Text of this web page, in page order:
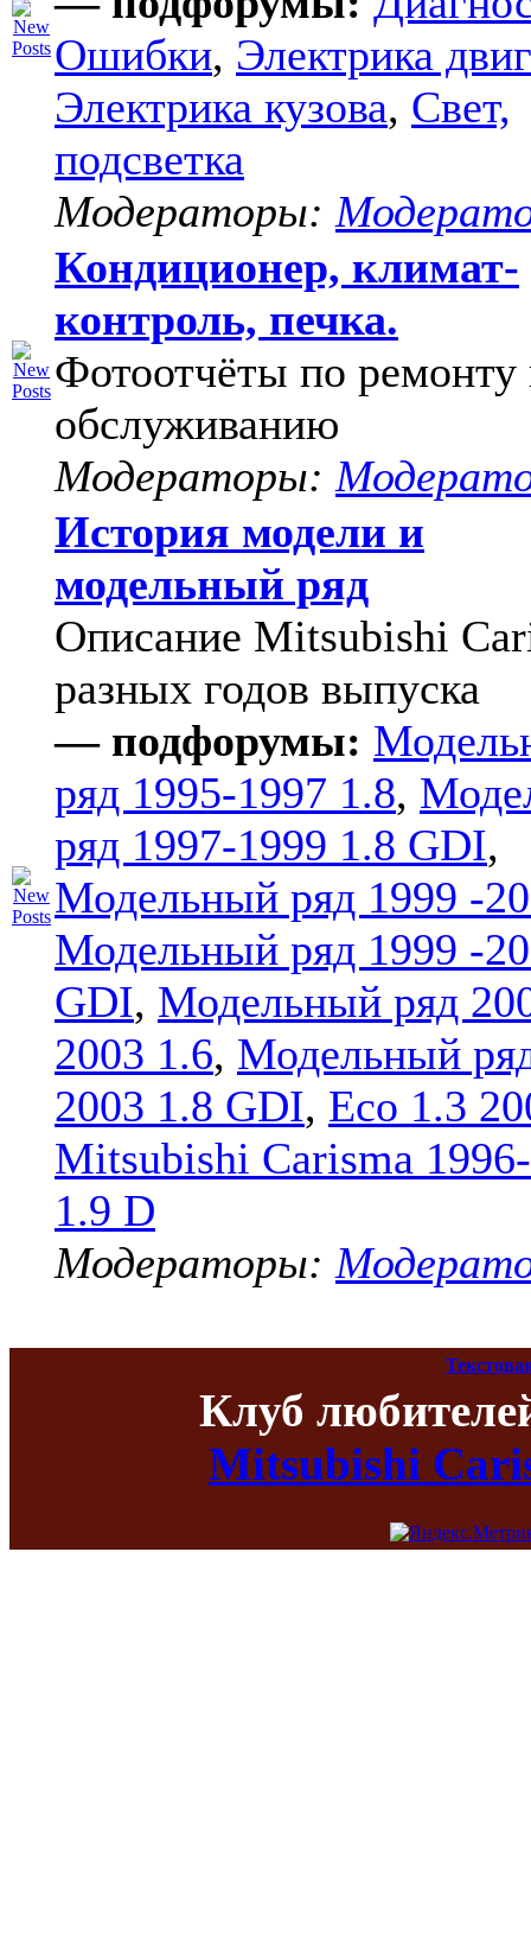
Ошибки, Электрика
Электрика кузова, Свет,
подсветка
Модераторы:
Кондиционер, климат-
контроль, печка.
Фотоотчёты по ремонту
обслуживанию
Модераторы:
История модели и
модельный ряд
Описание Mitsubishi
разных годов выпуска
— подфорумы:
ряд 1995-1997 1.8,
ряд 1997-1999 1.8 GDI,
Модельный ряд 1999 -
Модельный ряд 1999 -
GDI, Модельный ряд
2003 1.6, Модельный
2003 1.8 GDI, Eco 1.3
Mitsubishi Carisma
1.9 D
Модераторы:
Клуб
Mitsubishi